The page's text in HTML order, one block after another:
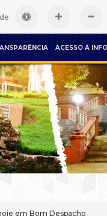
ACESSO À
em Bom Despacho